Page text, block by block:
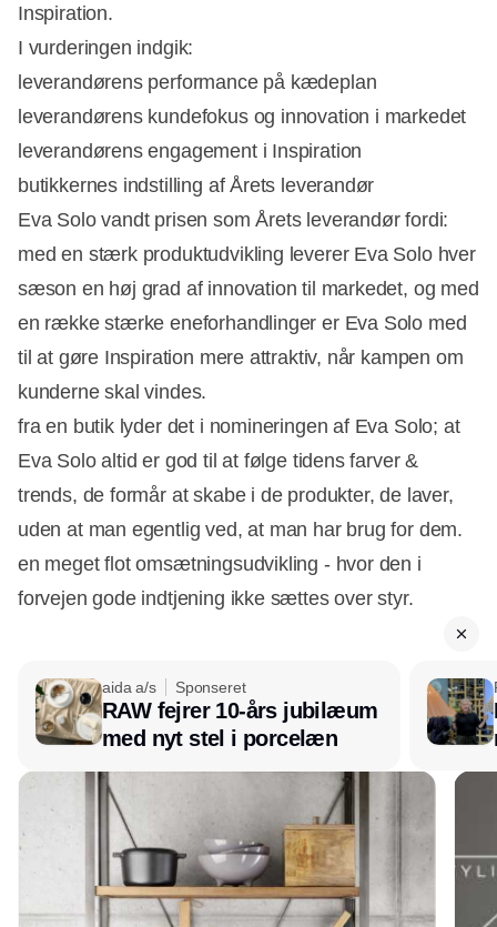
Inspiration.
I vurderingen indgik:
leverandørens performance på kædeplan
leverandørens kundefokus og innovation i markedet
leverandørens engagement i Inspiration
butikkernes indstilling af Årets leverandør
Eva Solo vandt prisen som Årets leverandør fordi:
med en stærk produktudvikling leverer Eva Solo hver
sæson en høj grad af innovation til markedet, og med
en række stærke eneforhandlinger er Eva Solo med
til at gøre Inspiration mere attraktiv, når kampen om
kunderne skal vindes.
fra en butik lyder det i nomineringen af Eva Solo; at
Eva Solo altid er god til at følge tidens farver &
trends, de formår at skabe i de produkter, de laver,
uden at man egentlig ved, at man har brug for dem.
en meget flot omsætningsudvikling - hvor den i
forvejen gode indtjening ikke sættes over styr.
aida a/s Sponseret
RAW fejrer 10-års jubilæum
med nyt stel i porcelæn